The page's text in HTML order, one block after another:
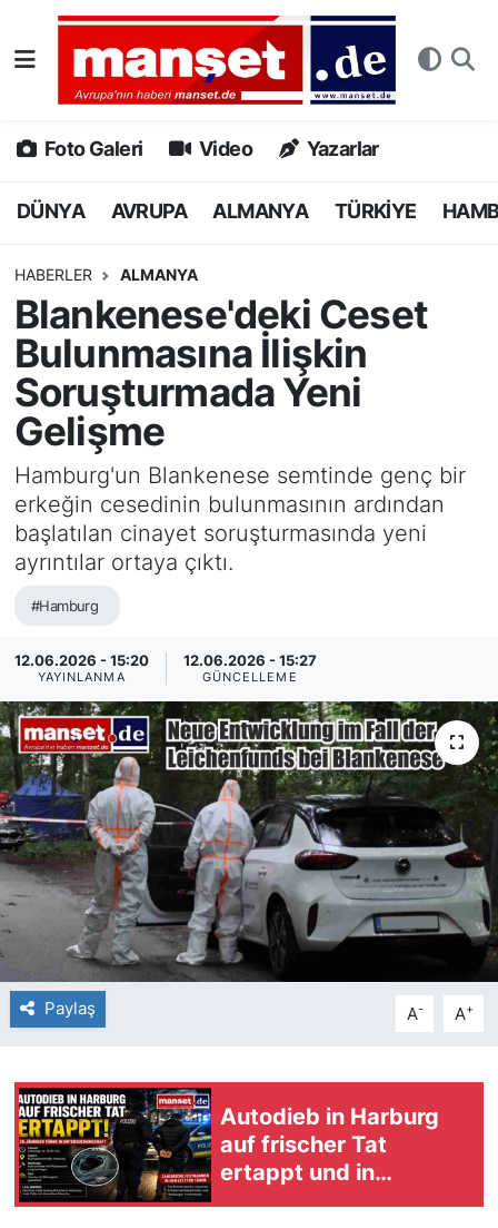
Foto Galeri Video Yazarlar
DÜNYA AVRUPA ALMANYA TÜRKİYE
HABERLER ALMANYA
Blankenese'deki Ceset
Bulunmasına İlişkin
Soruşturmada Yeni
Gelişme
Hamburg'un Blankenese semtinde genç bir
erkeğin cesedinin bulunmasının ardından
başlatılan cinayet soruşturmasında yeni
ayrıntılar ortaya çıktı.
#Hamburg
12.06.2026 - 15:20
YAYINLANMA
12.06.2026 - 15:27
GÜNCELLEME
Paylaş A- A+
Autodieb in Harburg
auf frischer Tat
ertappt und in
Untersuchungshaft
DÜNYA
AVRUPA
ALMANYA
HAMBURG
SPOR
DEUTSCH
EKONOMİ
SİYASET
SAĞLIK
Nöbetçi Eczaneler
Hava Durumu
Namaz Vakitleri
Puan Durumu ve Fikstür
Tüm Manşetler
Son Dakika Haberleri
Haber Arşivi